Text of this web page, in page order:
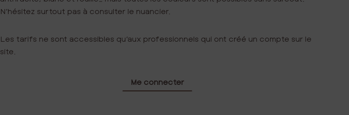
N’hésitez surtout pas à consulter le nuancier.
Les tarifs ne sont accessibles qu’aux professionnels qui ont créé un compte sur le
site.
Me connecter